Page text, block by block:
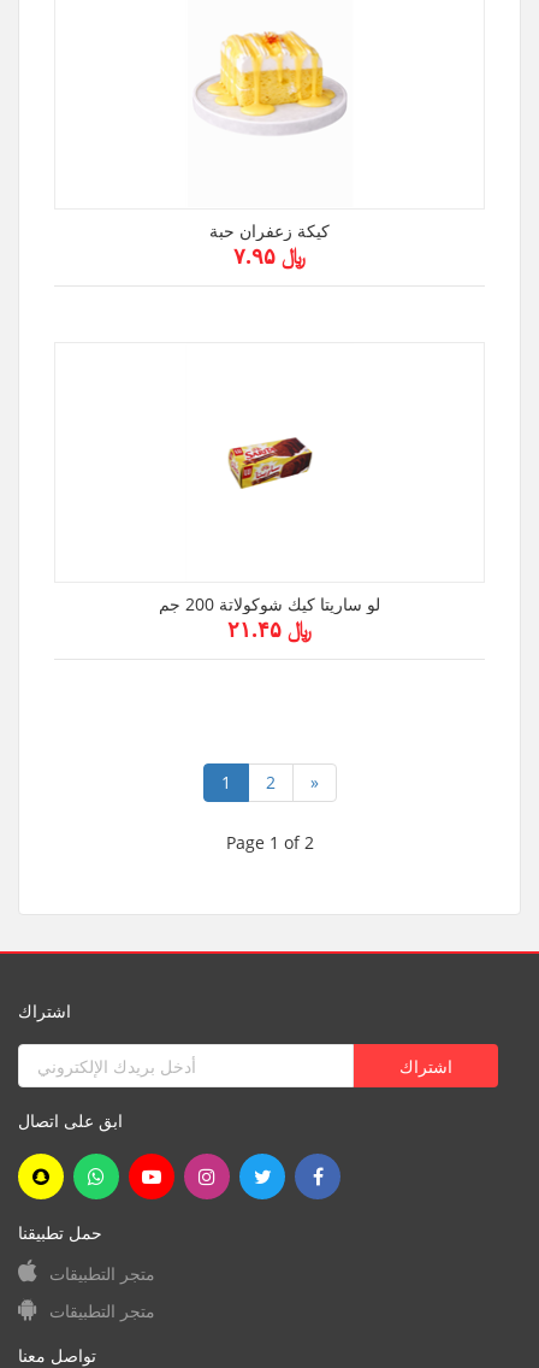
كيكة زعفران حبة
﷼ ۷.۹۵
لو ساريتا كيك شوكولاتة 200 جم
﷼ ۲۱.۴۵
1 2 »
Page 1 of 2
اشتراك
ابق على اتصال
حمل تطبيقنا
متجر التطبيقات
متجر التطبيقات
تواصل معنا